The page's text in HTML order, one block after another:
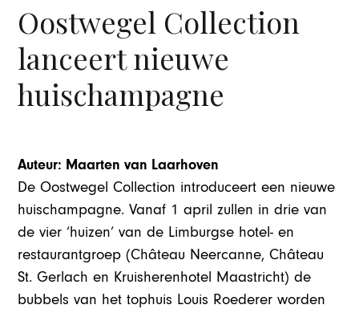
Oostwegel Collection
lanceert nieuwe
huischampagne
Auteur: Maarten van Laarhoven
De Oostwegel Collection introduceert een nieuwe
huischampagne. Vanaf 1 april zullen in drie van
de vier ‘huizen’ van de Limburgse hotel- en
restaurantgroep (Château Neercanne, Château
St. Gerlach en Kruisherenhotel Maastricht) de
bubbels van het tophuis Louis Roederer worden